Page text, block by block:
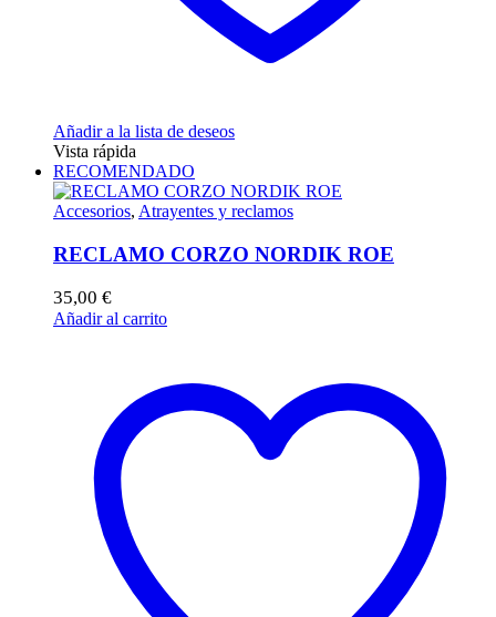
Añadir a la lista de deseos
Vista rápida
RECOMENDADO
Accesorios, Atrayentes y reclamos
RECLAMO CORZO NORDIK ROE
35,00 €
Añadir al carrito